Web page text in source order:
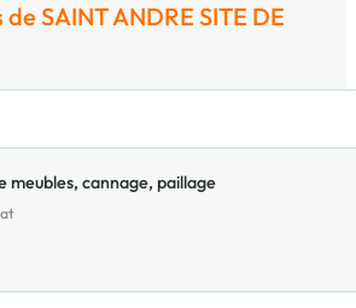
SAINT ANDRE SITE DE
meubles, cannage, paillage